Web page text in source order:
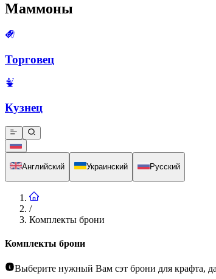
Маммоны
Торговец
Кузнец
Английский Украинский Русский
/
Комплекты брони
Комплекты брони
Выберите нужный Вам сэт брони для крафта,